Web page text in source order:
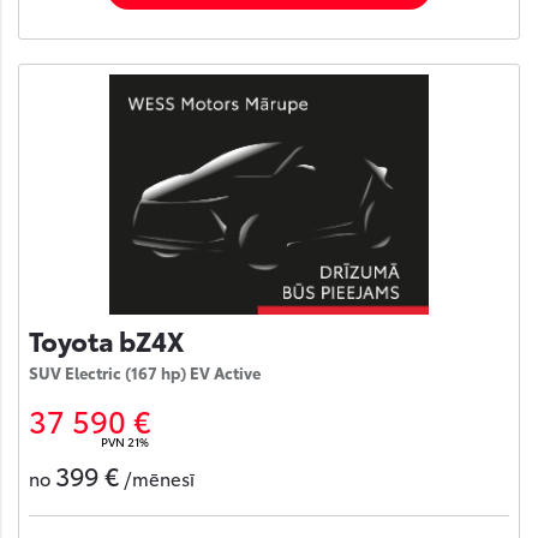
Toyota bZ4X
SUV Electric (167 hp) EV Active
37 590 €
PVN 21%
no 399 € /mēnesī